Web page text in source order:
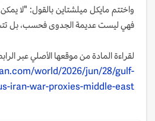
واختتم مايكل ميلشتاين بالقول: "لا يمكن
فهي ليست عديمة الجدوى فحسب، بل
لقراءة المادة من موقعها الأصلي عبر
world/2026/jun/28/gulf-
iran-war-proxies-middle-east